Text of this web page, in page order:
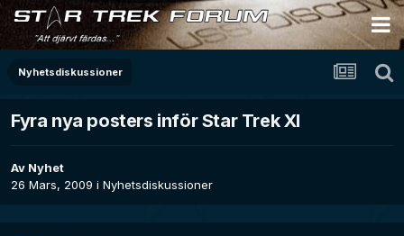
Nyhetsdiskussioner
Fyra nya posters inför Star Trek XI
Av Nyhet
26 Mars, 2009 i Nyhetsdiskussioner